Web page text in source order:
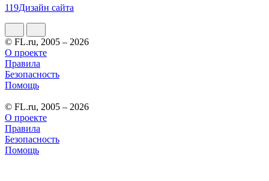
119Дизайн сайта
© FL.ru, 2005 – 2026
О проекте
Правила
Безопасность
Помощь
© FL.ru, 2005 – 2026
О проекте
Правила
Безопасность
Помощь